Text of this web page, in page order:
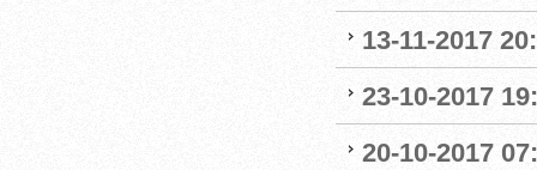
13-11-2017
23-10-2017
20-10-2017